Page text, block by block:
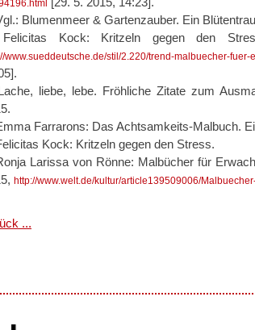
Blumenmeer & Gartenzauber. Ein
Kock: Kritzeln gegen den
www.sueddeutsche.de/stil/2.220/trend-malbuecher-
liebe, lebe. Fröhliche Zitate zum
Farrarons: Das Achtsamkeits-Malbuch.
Kock: Kritzeln gegen den Stress.
Larissa von Rönne: Malbücher für
http://www.welt.de/kultur/article139509006/
...